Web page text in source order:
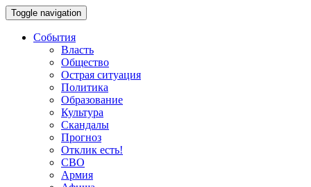
Toggle navigation
События
Власть
Общество
Острая ситуация
Политика
Образование
Культура
Скандалы
Прогноз
Отклик есть!
СВО
Армия